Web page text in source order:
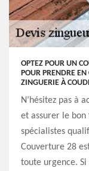
OPTEZ POUR UN
POUR PRENDRE
ZINGUERIE À
N’hésitez pas à
et assurer le
spécialistes
Couverture 28
toute urgence.